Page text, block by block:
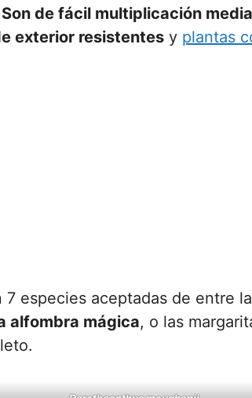
Son de fácil multiplicación
exterior resistentes y plantas
especies aceptadas de entre
alfombra mágica, o las